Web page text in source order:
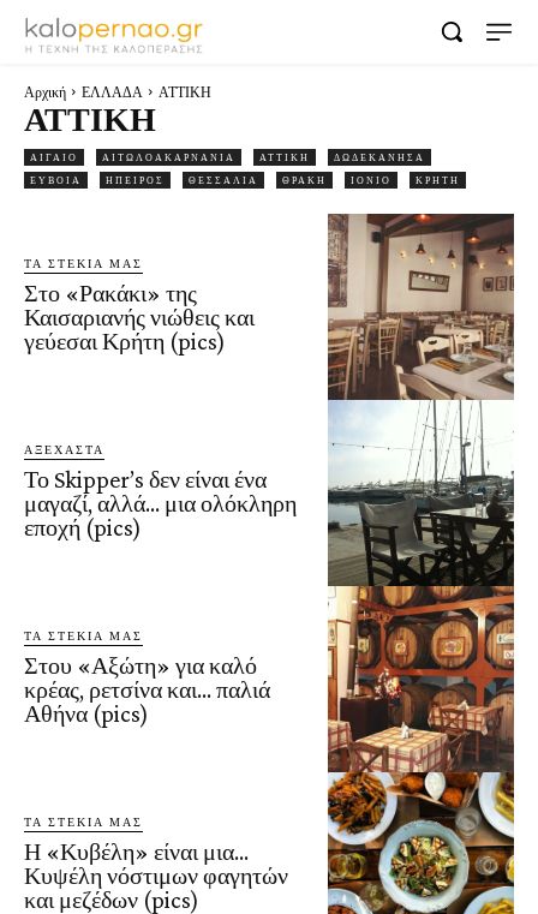
Αρχική ΕΛΛΑΔΑ ΑΤΤΙΚΗ
ΑΤΤΙΚΗ
ΑΙΓΑΙΟ ΑΙΤΩΛΟΑΚΑΡΝΑΝΙΑ ΑΤΤΙΚΗ
ΔΩΔΕΚΑΝΗΣΑ
ΕΥΒΟΙΑ
ΗΠΕΙΡΟΣ ΘΕΣΣΑΛΙΑ ΘΡΑΚΗ ΙΟΝΙΟ ΚΡΗΤΗ
ΤΑ ΣΤΕΚΙΑ ΜΑΣ
Στο «Ρακάκι» της
Καισαριανής νιώθεις και
γεύεσαι Κρήτη (pics)
ΑΞΈΧΑΣΤΑ
Το Skipper’s δεν είναι ένα
μαγαζί, αλλά… μια ολόκληρη
εποχή (pics)
ΤΑ ΣΤΕΚΙΑ ΜΑΣ
Στου «Αξώτη» για καλό
κρέας, ρετσίνα και… παλιά
Αθήνα (pics)
ΤΑ ΣΤΕΚΙΑ ΜΑΣ
Η «Κυβέλη» είναι μια…
Κυψέλη νόστιμων φαγητών
και μεζέδων (pics)